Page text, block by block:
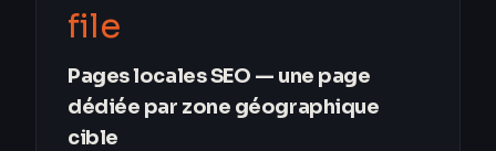
file
Pages locales SEO — une page
dédiée par zone géographique
cible